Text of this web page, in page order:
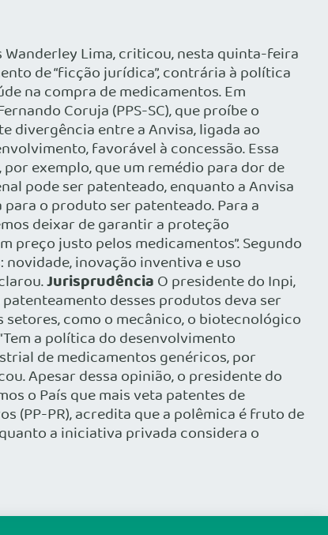
Lima, criticou, nesta quinta-feira
de “ficção jurídica”, contrária à política
na compra de medicamentos. Em
Coruja (PPS-SC), que proíbe o
divergência entre a Anvisa, ligada ao
favorável à concessão. Essa
exemplo, que um remédio para dor de
pode ser patenteado, enquanto a Anvisa
o produto ser patenteado. Para a
deixar de garantir a proteção
justo pelos medicamentos”. Segundo
novidade, inovação inventiva e uso
Jurisprudência O presidente do Inpi,
desses produtos deva ser
como o mecânico, o biotecnológico
a política do desenvolvimento
de medicamentos genéricos, por
Apesar dessa opinião, o presidente do
o País que mais veta patentes de
(PP-PR), acredita que a polêmica é fruto de
a iniciativa privada considera o